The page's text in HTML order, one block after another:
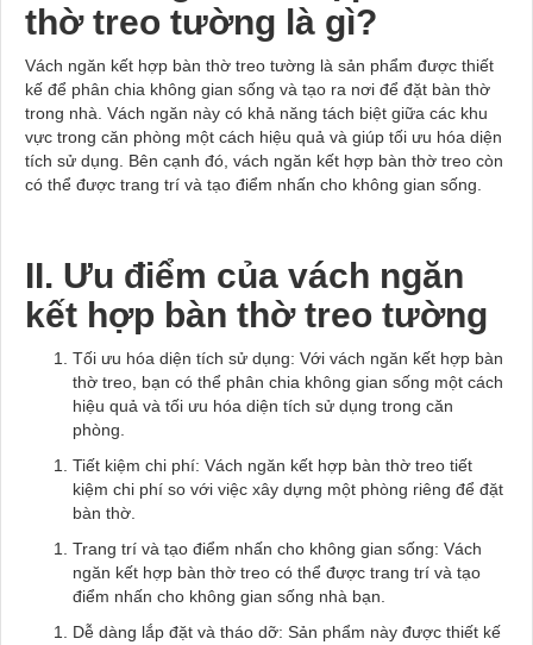
thờ treo tường là gì?
Vách ngăn kết hợp bàn thờ treo tường là sản phẩm được thiết
kế để phân chia không gian sống và tạo ra nơi để đặt bàn thờ
trong nhà. Vách ngăn này có khả năng tách biệt giữa các khu
vực trong căn phòng một cách hiệu quả và giúp tối ưu hóa diện
tích sử dụng. Bên cạnh đó, vách ngăn kết hợp bàn thờ treo còn
có thể được trang trí và tạo điểm nhấn cho không gian sống.
II. Ưu điểm của vách ngăn
kết hợp bàn thờ treo tường
Tối ưu hóa diện tích sử dụng: Với vách ngăn kết hợp bàn
thờ treo, bạn có thể phân chia không gian sống một cách
hiệu quả và tối ưu hóa diện tích sử dụng trong căn
phòng.
Tiết kiệm chi phí: Vách ngăn kết hợp bàn thờ treo tiết
kiệm chi phí so với việc xây dựng một phòng riêng để đặt
bàn thờ.
Trang trí và tạo điểm nhấn cho không gian sống: Vách
ngăn kết hợp bàn thờ treo có thể được trang trí và tạo
điểm nhấn cho không gian sống nhà bạn.
Dễ dàng lắp đặt và tháo dỡ: Sản phẩm này được thiết kế